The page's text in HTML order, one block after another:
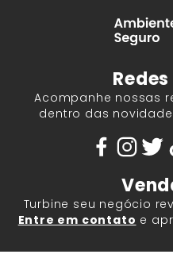
Acompanhe nossas
dentro das
Turbine seu negócio
Entre em contato e